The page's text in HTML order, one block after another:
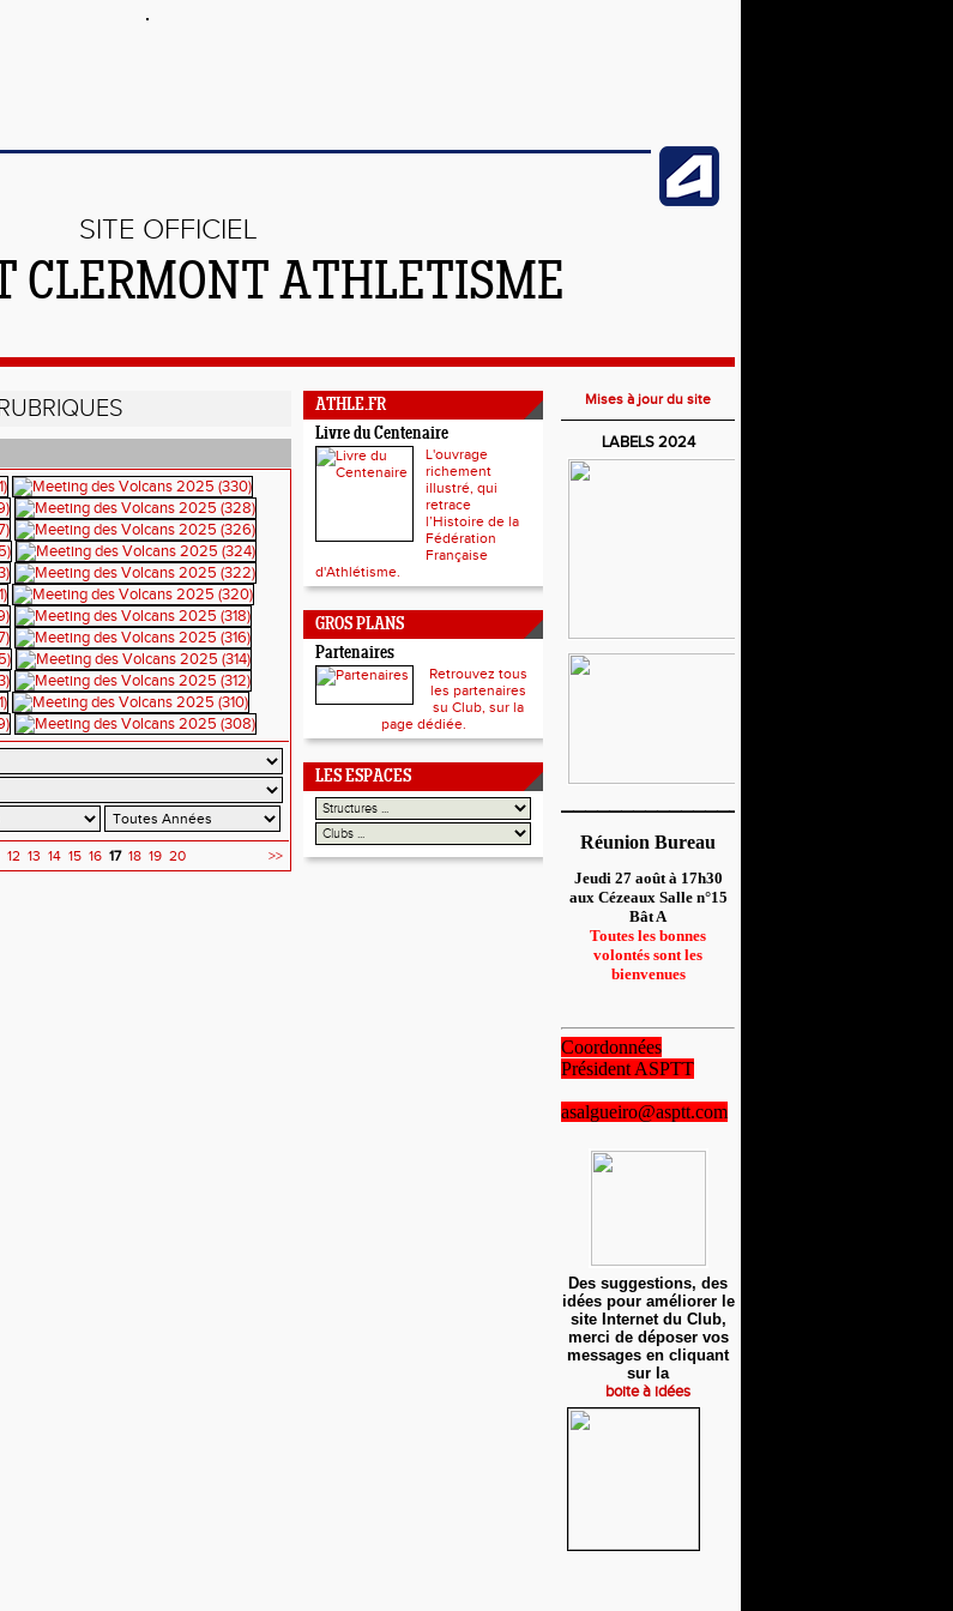
SITE OFFICIEL
CLERMONT ATHLETISME
12 13 14 15 16 17 18 19 20 >>
ATHLE.FR
Livre du Centenaire
L'ouvrage
richement
illustré, qui
retrace
l’Histoire de la
Fédération
Française
d'Athlétisme.
GROS PLANS
Partenaires
Retrouvez tous
les partenaires
su Club, sur la
page dédiée.
LES ESPACES
Mises à jour du site
LABELS 2024
Réunion Bureau
Jeudi 27 août à 17h30
aux Cézeaux Salle n°15
Bât A
Toutes les bonnes
volontés sont les
bienvenues
Coordonnées
Président ASPTT
asalgueiro@asptt.com
Des suggestions, des
idées pour améliorer le
site Internet du Club,
merci de déposer vos
messages en cliquant
sur la
boite à idées